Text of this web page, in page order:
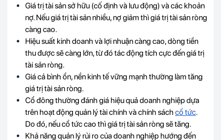
Giá trị tài sản sở hữu (cố định và lưu động) và các khoản
nợ. Nếu giá trị tài sản nhiều, nợ giảm thì giá trị tài sản ròng
càng cao.
Hiệu suất kinh doanh và lợi nhuận càng cao, dòng tiền
thu được sẽ càng lớn, từ đó tác động tích cực đến giá trị
tài sản ròng.
Giá cả bình ổn, nền kinh tế vững mạnh thường làm tăng
giá trị tài sản ròng.
Cổ đông thường đánh giá hiệu quả doanh nghiệp dựa
trên hoạt động quản lý tài chính và chính sách cổ tức.
Do đó, nếu cổ tức cao thì giá trị tài sản ròng sẽ tăng.
Khả năng quản lý rủi ro của doanh nghiệp hướng đến